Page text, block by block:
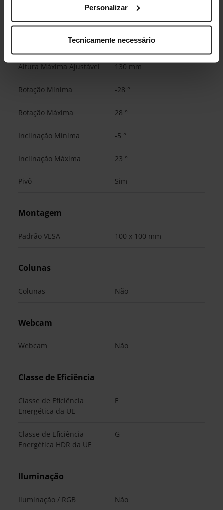
Personalizar
Tecnicamente necessário
Ajuste de Altura Sim
Min. Altura Ajustável 0 mm
Altura Máxima Ajustável 130 mm
Rotação Mínima -28 °
Rotação Máxima 28 °
Inclinação Mínima -5 °
Inclinação Máxima 23 °
Pivô Sim
Montagem
Padrão VESA 100 x 100 mm
Colunas
Colunas Não
Webcam
Webcam Não
Classe de Eficiência
Classe de Eficiência
Energética da UE
E
Classe de Eficiência
Energética HDR da UE
G
Iluminação
Iluminação / RGB Não